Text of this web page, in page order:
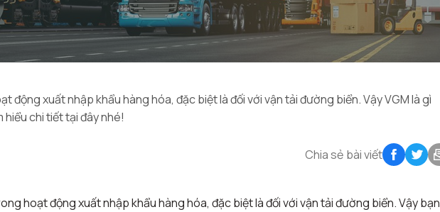
động xuất nhập khẩu hàng hóa, đặc biệt là đối với vận tải đường biển. Vậy VGM là gì
chi tiết tại đây nhé!
Chia sẻ bài viết
hoạt động xuất nhập khẩu hàng hóa, đặc biệt là đối với vận tải đường biển. Vậy bạn